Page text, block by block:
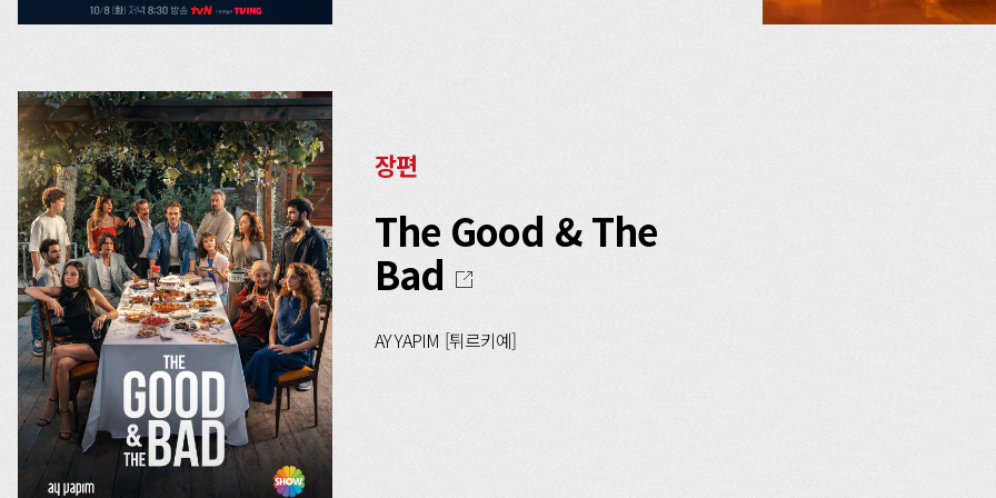
장편
The Good & The
Bad
AY YAPIM [튀르키예]